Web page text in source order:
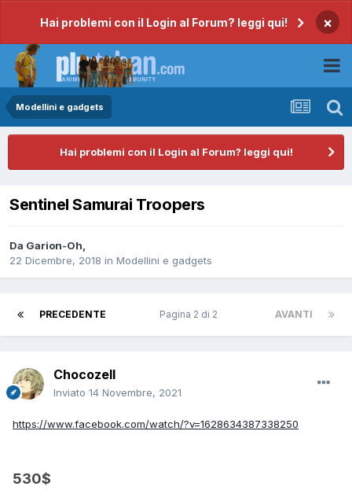
Hai problemi con il Login al Forum? leggi qui! ×
Modellini e gadgets
Hai problemi con il Login al Forum? leggi qui!
Sentinel Samurai Troopers
Da Garion-Oh,
22 Dicembre, 2018 in Modellini e gadgets
PRECEDENTE AVANTI
Pagina 2 di 2
Chocozell
Inviato 14 Novembre, 2021
https://www.facebook.com/watch/?v=1628634387338250
530$